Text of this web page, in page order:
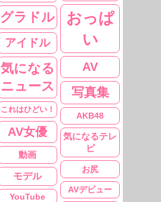
おっぱ
い
グラドル
アイドル
AV
気になる
ニュース
写真集
これはひどい！
AKB48
AV女優
気になるテレ
ビ
動画
お尻
モデル
AVデビュー
YouTube